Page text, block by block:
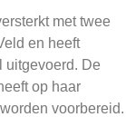
met twee
en heeft
uitgevoerd. De
op haar
voorbereid.